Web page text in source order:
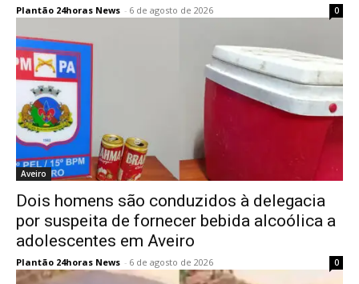
Plantão 24horas News - 6 de agosto de 2026 0
Aveiro
Dois homens são conduzidos à delegacia
por suspeita de fornecer bebida alcoólica a
adolescentes em Aveiro
Plantão 24horas News - 6 de agosto de 2026 0